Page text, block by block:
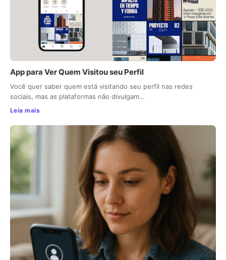
App para Ver Quem Visitou seu Perfil
Você quer saber quem está visitando seu perfil nas redes
sociais, mas as plataformas não divulgam…
Leia mais